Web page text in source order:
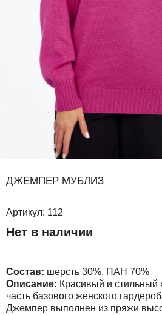
ДЖЕМПЕР МУБЛИЗ
Артикул: 112
Нет в наличии
Состав: шерсть 30%, ПАН 70%
Описание: Красивый и стильный
часть базового женского
Джемпер выполнен из пряжи